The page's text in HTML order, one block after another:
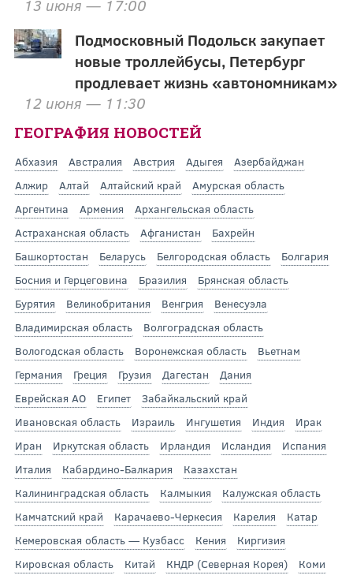
13 июня — 17:00
Подмосковный Подольск закупает
новые троллейбусы, Петербург
продлевает жизнь «автономникам»
12 июня — 11:30
ГЕОГРАФИЯ НОВОСТЕЙ
Абхазия Австралия Австрия Адыгея
Азербайджан
Алжир
Алтай Алтайский край
Амурская область
Аргентина
Армения
Архангельская область
Астраханская область
Афганистан
Бахрейн
Башкортостан
Беларусь Белгородская область
Болгария
Босния и Герцеговина
Бразилия
Брянская область
Бурятия
Великобритания Венгрия
Венесуэла
Владимирская область
Волгоградская область
Вологодская область
Воронежская область
Вьетнам
Германия
Греция Грузия Дагестан
Дания
Еврейская АО
Египет
Забайкальский край
Ивановская область
Израиль Ингушетия Индия
Ирак
Иран
Иркутская область Ирландия Исландия
Испания
Италия
Кабардино-Балкария
Казахстан
Калининградская область
Калмыкия
Калужская область
Камчатский край
Карачаево-Черкесия Карелия
Катар
Кемеровская область — Кузбасс
Кения
Киргизия
Кировская область
Китай КНДР (Северная Корея)
Коми